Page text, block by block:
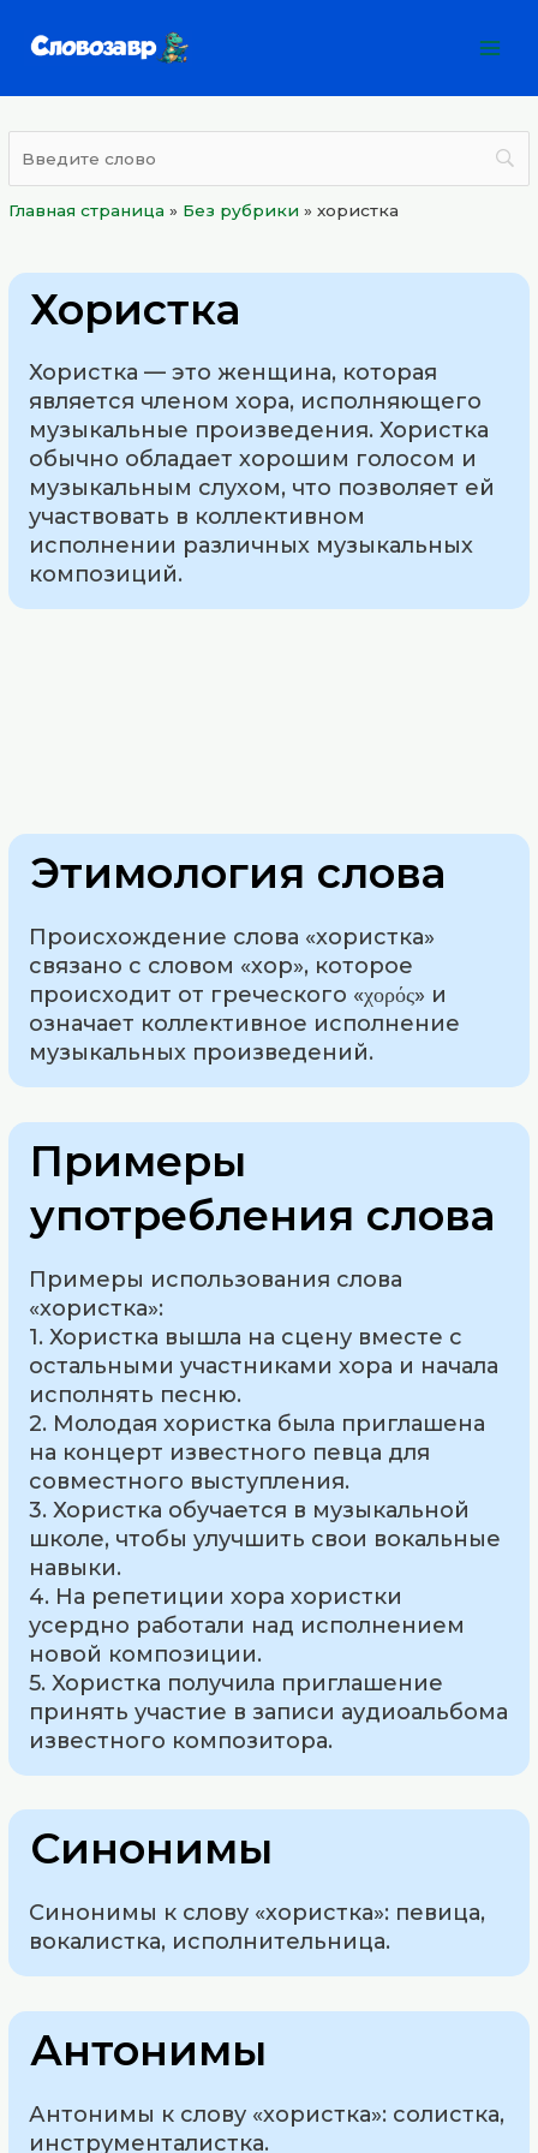
Главная страница » Без рубрики »хористка
Хористка
Хористка — это женщина, которая
является членом хора, исполняющего
музыкальные произведения. Хористка
обычно обладает хорошим голосом и
музыкальным слухом, что позволяет ей
участвовать в коллективном
исполнении различных музыкальных
композиций.
Этимология слова
Происхождение слова «хористка»
связано с словом «хор», которое
происходит от греческого «χορός» и
означает коллективное исполнение
музыкальных произведений.
Примеры
употребления слова
Примеры использования слова
«хористка»:
1. Хористка вышла на сцену вместе с
остальными участниками хора и начала
исполнять песню.
2. Молодая хористка была приглашена
на концерт известного певца для
совместного выступления.
3. Хористка обучается в музыкальной
школе, чтобы улучшить свои вокальные
навыки.
4. На репетиции хора хористки
усердно работали над исполнением
новой композиции.
5. Хористка получила приглашение
принять участие в записи аудиоальбома
известного композитора.
Синонимы
Синонимы к слову «хористка»: певица,
вокалистка, исполнительница.
Антонимы
Антонимы к слову «хористка»: солистка,
инструменталистка.